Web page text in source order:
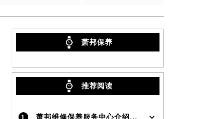
萧邦保养
推荐阅读
1 萧邦维修保养服务中心介绍 | Chopard